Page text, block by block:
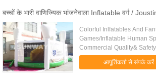
बच्चों के भारी वाणिज्यिक भांजनेवाला Inflatable वर्ग /
Colorful Inlfatables And
Games/Inflatable Human
Commercial Quality&
Repair Kit Reliable to Order
Delivery Item No. .....
आपूर्तिकर्ता से संपर्क करें